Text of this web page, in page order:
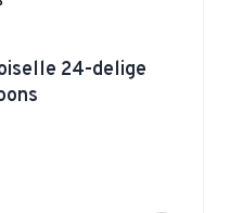
24-delige